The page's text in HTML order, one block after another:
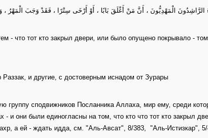
الرَّاشِدُونَ الْمَهْدِيُّونَ ، أَنَّ مَنْ أَغْلَقَ بَابًا ، أَوْ أَرْخَى سِتْرًا ، فَقَدْ وَجَبَ الْمَهْرُ ،
- что тот кто закрыл двери, или было опущено покрывало -
и другие, с достоверным иснадом от Зурары
группу сподвижников Посланника Аллаха, мир ему, среди
и они были единогласны на том, что кто что тот кто закрыл
а ей - ждать идда, см. "Аль-Авсат", 8/383, "Аль-Истизкар",